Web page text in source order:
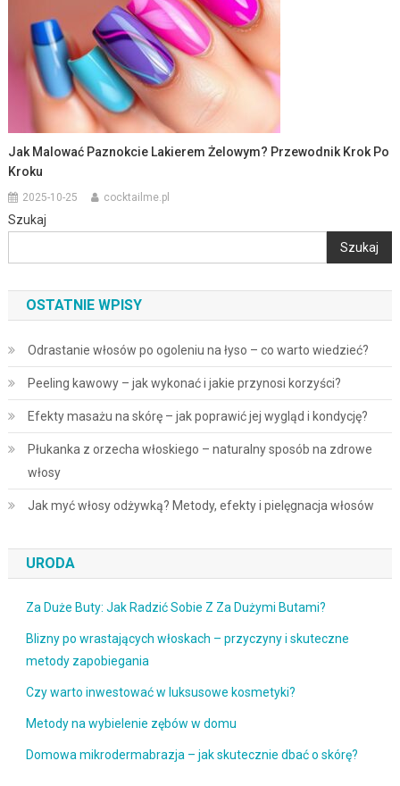
Jak Malować Paznokcie Lakierem Żelowym? Przewodnik Krok Po
Kroku
2025-10-25 cocktailme.pl
Szukaj
Szukaj
OSTATNIE WPISY
Odrastanie włosów po ogoleniu na łyso – co warto wiedzieć?
Peeling kawowy – jak wykonać i jakie przynosi korzyści?
Efekty masażu na skórę – jak poprawić jej wygląd i kondycję?
Płukanka z orzecha włoskiego – naturalny sposób na zdrowe
włosy
Jak myć włosy odżywką? Metody, efekty i pielęgnacja włosów
URODA
Za Duże Buty: Jak Radzić Sobie Z Za Dużymi Butami?
Blizny po wrastających włoskach – przyczyny i skuteczne
metody zapobiegania
Czy warto inwestować w luksusowe kosmetyki?
Metody na wybielenie zębów w domu
Domowa mikrodermabrazja – jak skutecznie dbać o skórę?